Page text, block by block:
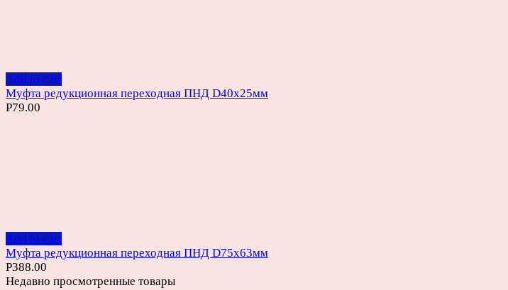
Add to cart
Муфта редукционная переходная ПНД D40х25мм
Р79.00
Add to cart
Муфта редукционная переходная ПНД D75х63мм
Р388.00
Недавно просмотренные товары